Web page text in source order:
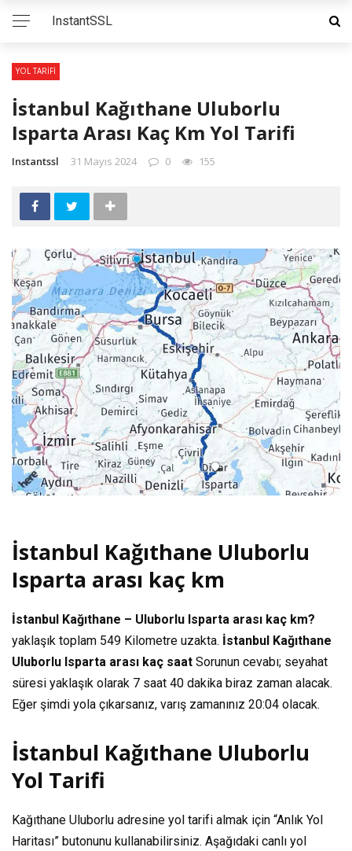
InstantSSL
YOL TARIFI
İstanbul Kağıthane Uluborlu
Isparta Arası Kaç Km Yol Tarifi
Instantssl 31 Mayıs 2024 0 155
İstanbul Kağıthane Uluborlu
Isparta arası kaç km
İstanbul Kağıthane – Uluborlu Isparta arası kaç km?
yaklaşık toplam 549 Kilometre uzakta. İstanbul Kağıthane
Uluborlu Isparta arası kaç saat Sorunun cevabı; seyahat
süresi yaklaşık olarak 7 saat 40 dakika biraz zaman alacak.
Eğer şimdi yola çıkarsanız, varış zamanınız 20:04 olacak.
İstanbul Kağıthane Uluborlu
Yol Tarifi
Kağıthane Uluborlu adresine yol tarifi almak için “Anlık Yol
Haritası” butonunu kullanabilirsiniz. Aşağıdaki canlı yol